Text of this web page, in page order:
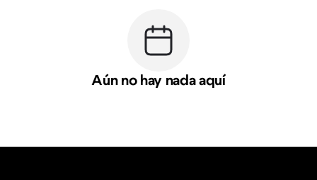
Aún no hay nada aquí